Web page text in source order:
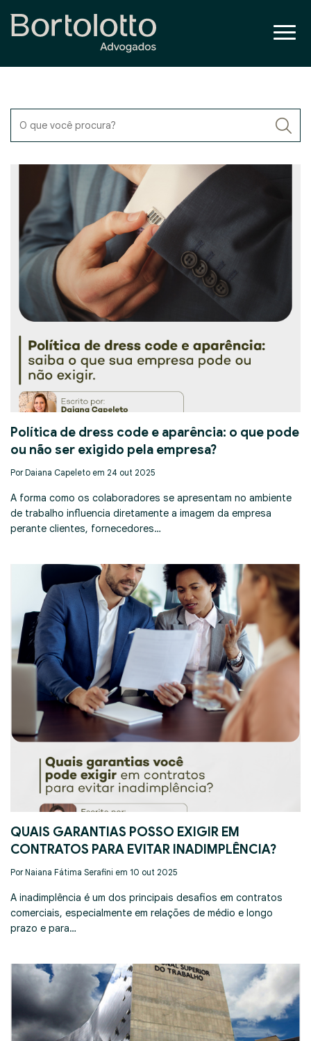
Política de dress code e aparência: o que pode
ou não ser exigido pela empresa?
Por Daiana Capeleto em 24 out 2025
A forma como os colaboradores se apresentam no ambiente
de trabalho influencia diretamente a imagem da empresa
perante clientes, fornecedores…
QUAIS GARANTIAS POSSO EXIGIR EM
CONTRATOS PARA EVITAR INADIMPLÊNCIA?
Por Naiana Fátima Serafini em 10 out 2025
A inadimplência é um dos principais desafios em contratos
comerciais, especialmente em relações de médio e longo
prazo e para…